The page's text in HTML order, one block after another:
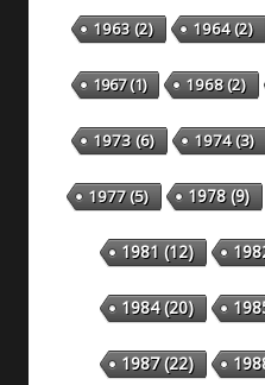
1963 (2) 1964(2)
1967(1) 1968(2)
1973(6) 1974(3)
1977(5) 1978(9)
1981 (12)
1984(20)
1987(22)